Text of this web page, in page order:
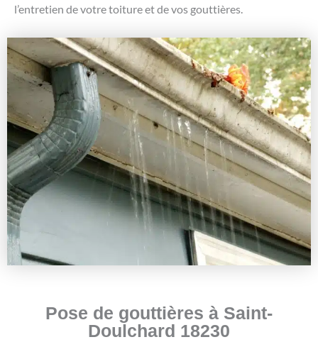
l’entretien de votre toiture et de vos gouttières.
Pose de gouttières à Saint-
Doulchard 18230